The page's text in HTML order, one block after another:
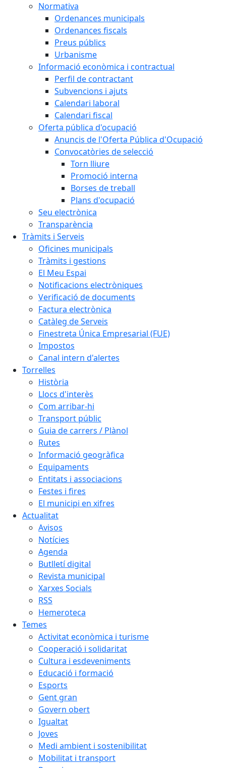
Normativa
Ordenances municipals
Ordenances fiscals
Preus públics
Urbanisme
Informació econòmica i contractual
Perfil de contractant
Subvencions i ajuts
Calendari laboral
Calendari fiscal
Oferta pública d'ocupació
Anuncis de l'Oferta Pública d'Ocupació
Convocatòries de selecció
Torn lliure
Promoció interna
Borses de treball
Plans d'ocupació
Seu electrònica
Transparència
Tràmits i Serveis
Oficines municipals
Tràmits i gestions
El Meu Espai
Notificacions electròniques
Verificació de documents
Factura electrònica
Catàleg de Serveis
Finestreta Única Empresarial (FUE)
Impostos
Canal intern d'alertes
Torrelles
Història
Llocs d'interès
Com arribar-hi
Transport públic
Guia de carrers / Plànol
Rutes
Informació geogràfica
Equipaments
Entitats i associacions
Festes i fires
El municipi en xifres
Actualitat
Avisos
Notícies
Agenda
Butlletí digital
Revista municipal
Xarxes Socials
RSS
Hemeroteca
Temes
Activitat econòmica i turisme
Cooperació i solidaritat
Cultura i esdeveniments
Educació i formació
Esports
Gent gran
Govern obert
Igualtat
Joves
Medi ambient i sostenibilitat
Mobilitat i transport